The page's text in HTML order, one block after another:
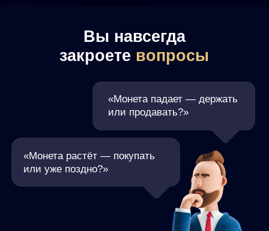
«Монета растёт — покупать
или уже поздно?»
Для тех, кто уже торгует криптовалютой,
но устал от:постоянных сомнений
и упущенных возможностей, паники
отсутствия чёткого плана действий